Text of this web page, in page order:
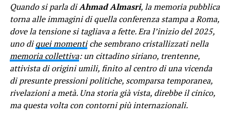
Quando si parla diAhmad Almasri, la memoria pubblica
torna alle immagini di quella conferenza stampa a Roma,
dove la tensione si tagliava a fette. Era l’inizio del 2025,
uno diquei momentiche sembrano cristallizzati nella
memoria collettiva: un cittadino siriano, trentenne,
attivista di origini umili, finito al centro di una vicenda
di presunte pressioni politiche, scomparsa temporanea,
rivelazioni a metà. Una storia già vista, direbbe il cinico,
ma questa volta con contorni più internazionali.